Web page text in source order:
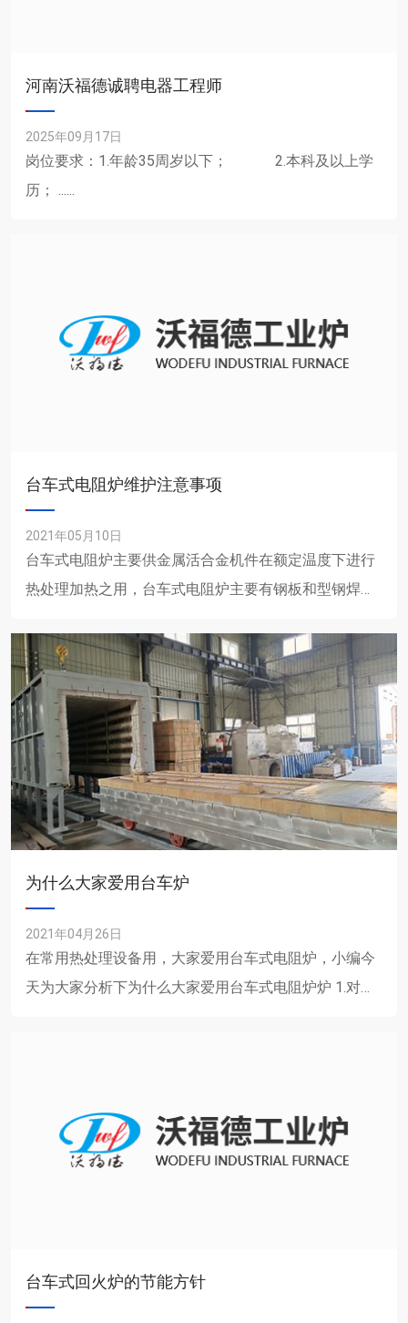
河南沃福德诚聘电器工程师
2025年09月17日
岗位要求：1.年龄35周岁以下； 2.本科及以上学
历； ......
台车式电阻炉维护注意事项
2021年05月10日
台车式电阻炉主要供金属活合金机件在额定温度下进行
热处理加热之用，台车式电阻炉主要有钢板和型钢焊接
成。其日常......
为什么大家爱用台车炉
2021年04月26日
在常用热处理设备用，大家爱用台车式电阻炉，小编今
天为大家分析下为什么大家爱用台车式电阻炉炉 1.对比
台车式回火炉的节能方针